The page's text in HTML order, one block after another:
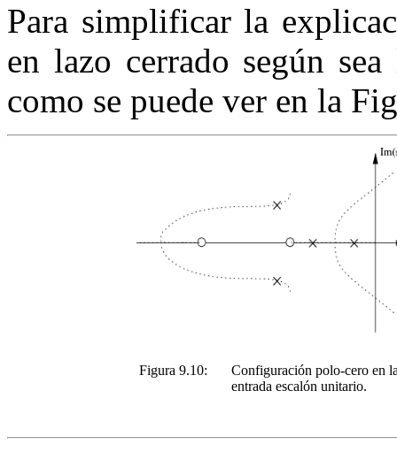
Para simplificar la
en lazo cerrado según
como se puede ver en la
Figura 9.10:
Configuración polo-cero en
entrada escalón unitario.